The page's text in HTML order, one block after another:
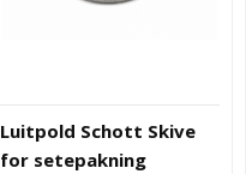
Luitpold Schott Skive
for setepakning